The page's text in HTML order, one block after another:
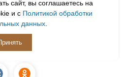
сайт, вы соглашаетесь на
и с Политикой обработки
данных.